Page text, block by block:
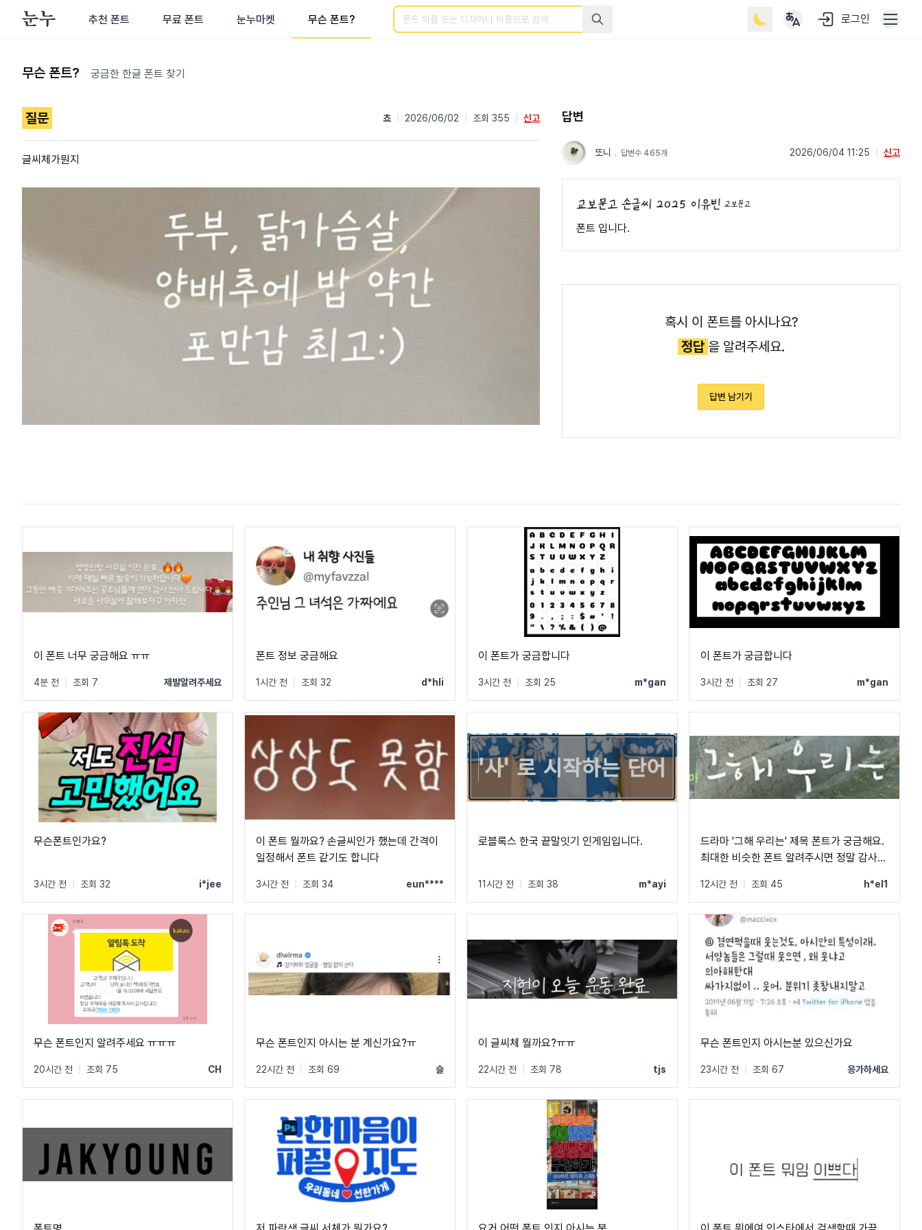
추천 폰트 무료 폰트 눈누마켓 무슨 폰트?
검색 로그인
무슨 폰트? 궁금한 한글 폰트 찾기
질문 쵸 2026/06/02 조회 355 신고
글씨체가뭔지
답변
또니 ﹒ 답변수 465개 2026/06/04 11:25 신고
교보문고
폰트 입니다.
혹시 이 폰트를 아시나요?
정답 을 알려주세요.
답변 남기기
이 폰트 너무 궁금해요 ㅠㅠ
4분 전 조회 7 제발알려주세요
폰트 정보 궁금해요
1시간 전 조회 32 d*hli
이 폰트가 궁금합니다
3시간 전 조회 25 m*gan
이 폰트가 궁금합니다
3시간 전 조회 27 m*gan
무슨폰트인가요?
3시간 전 조회 32 i*jee
이 폰트 뭘까요? 손글씨인가 했는데 간격이
일정해서 폰트 같기도 합니다
3시간 전 조회 34 eun****
로블록스 한국 끝말잇기 인게임입니다.
11시간 전 조회 38 m*ayi
드라마 '그해 우리는' 제목 폰트가 궁금해요.
최대한 비슷한 폰트 알려주시면 정말 감사하
12시간 전 조회 45 h*el1
무슨 폰트인지 알려주세요 ㅠㅠㅠ
20시간 전 조회 75 CH
무슨 폰트인지 아시는 분 계신가요?ㅠ
22시간 전 조회 69 슬
이 글씨체 뭘까요?ㅠㅠ
22시간 전 조회 78 tjs
무슨 폰트인지 아시는분 있으신가요
23시간 전 조회 67 응가하세요